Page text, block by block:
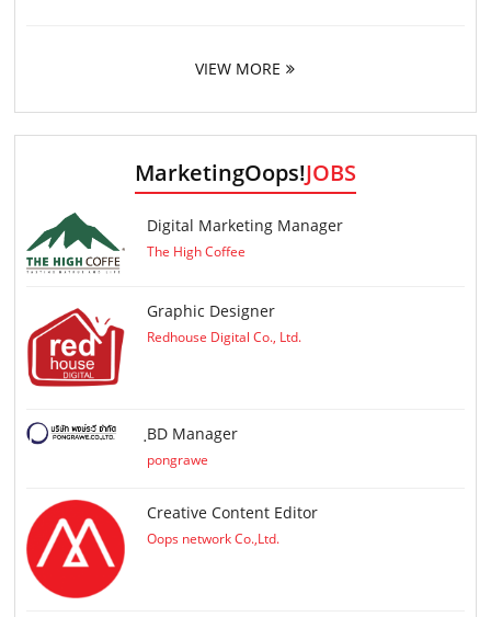
VIEW MORE
MarketingOops!JOBS
Digital Marketing Manager
The High Coffee
Graphic Designer
Redhouse Digital Co., Ltd.
ฺBD Manager
pongrawe
Creative Content Editor
Oops network Co.,Ltd.